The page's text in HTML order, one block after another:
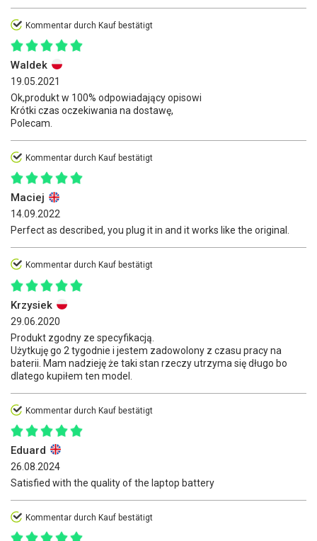
Kommentar durch Kauf bestätigt
Waldek
19.05.2021
Ok,produkt w 100% odpowiadający opisowi
Krótki czas oczekiwania na dostawę,
Polecam.
Kommentar durch Kauf bestätigt
Maciej
14.09.2022
Perfect as described, you plug it in and it works like the original.
Kommentar durch Kauf bestätigt
Krzysiek
29.06.2020
Produkt zgodny ze specyfikacją.
Użytkuję go 2 tygodnie i jestem zadowolony z czasu pracy na
baterii. Mam nadzieję że taki stan rzeczy utrzyma się długo bo
dlatego kupiłem ten model.
Kommentar durch Kauf bestätigt
Eduard
26.08.2024
Satisfied with the quality of the laptop battery
Kommentar durch Kauf bestätigt